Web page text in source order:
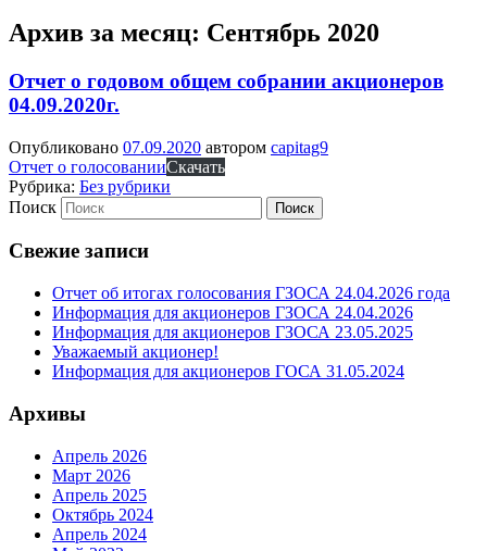
Архив за месяц: Сентябрь 2020
Отчет о годовом общем собрании акционеров
04.09.2020г.
Опубликовано 07.09.2020 автором capitag9
Отчет о голосованииСкачать
Рубрика: Без рубрики
Поиск
Свежие записи
Отчет об итогах голосования ГЗОСА 24.04.2026 года
Информация для акционеров ГЗОСА 24.04.2026
Информация для акционеров ГЗОСА 23.05.2025
Уважаемый акционер!
Информация для акционеров ГОСА 31.05.2024
Архивы
Апрель 2026
Март 2026
Апрель 2025
Октябрь 2024
Апрель 2024